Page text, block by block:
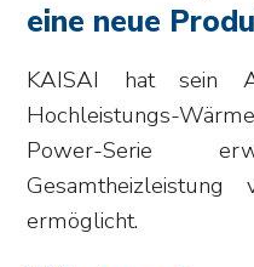
eine neue
KAISAI hat sein
Hochleistungs-
Power-Serie
ermöglicht.